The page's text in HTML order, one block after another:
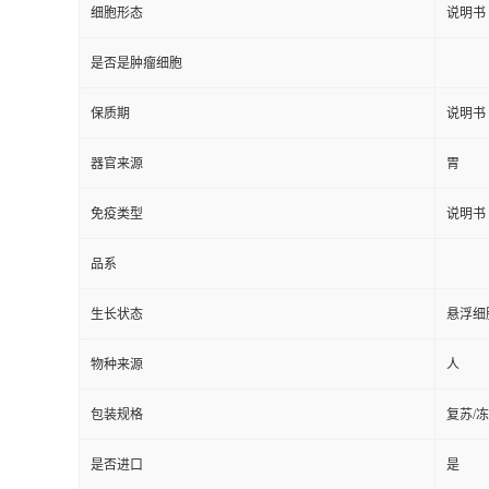
细胞形态 说明书
是否是肿瘤细胞
保质期 说明书
器官来源 胃
免疫类型 说明书
品系
生长状态 悬浮细
物种来源 人
包装规格 复苏/
是否进口 是